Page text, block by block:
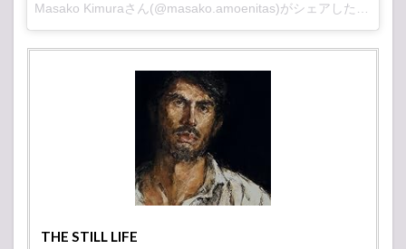
Masako Kimuraさん(@masako.amoenitas)がシェアした投稿 –
THE STILL LIFE